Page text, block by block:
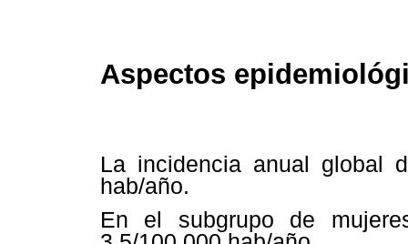
Aspectos
La incidencia anual global
hab/año.
En el subgrupo de